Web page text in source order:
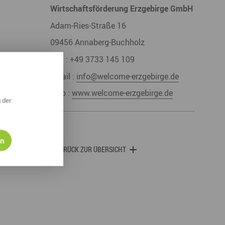
Wirtschaftsförderung Erzgebirge GmbH
Adam-Ries-Straße 16
09456Annaberg-Buchholz
Fon : +49 3733 145 109
Email : info@welcome-erzgebirge.de
Web : www.welcome-erzgebirge.de
ZURÜCK ZUR ÜBERSICHT
der